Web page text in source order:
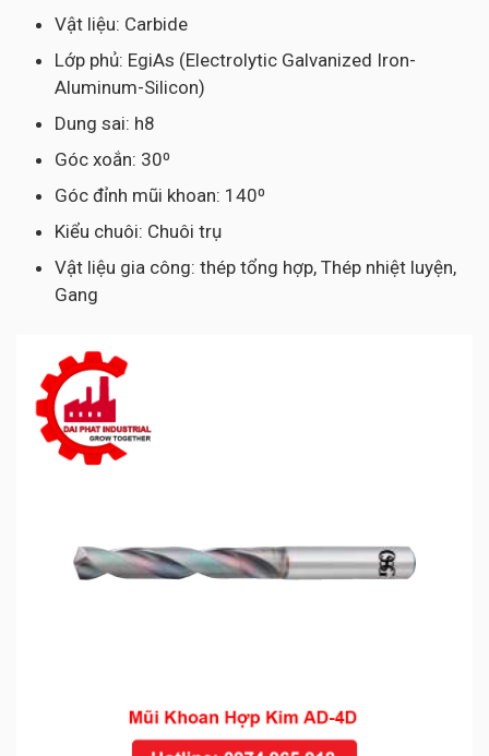
Vật liệu: Carbide
Lớp phủ: EgiAs (Electrolytic Galvanized Iron-
Aluminum-Silicon)
Dung sai: h8
Góc xoắn: 30⁰
Góc đỉnh mũi khoan: 140⁰
Kiểu chuôi: Chuôi trụ
Vật liệu gia công: thép tổng hợp, Thép nhiệt luyện,
Gang